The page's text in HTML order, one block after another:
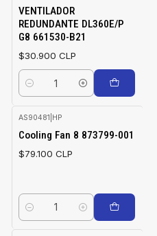
VENTILADOR
REDUNDANTE DL360E/P
G8 661530-B21
$30.900 CLP
Cantidad
AS90481 HP
Cooling Fan 8 873799-001
$79.100 CLP
Cantidad